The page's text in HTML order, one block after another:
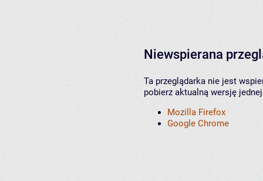
Niewspierana
Ta przeglądarka nie jest
pobierz aktualną wersję
Mozilla Firefox
Google Chrome